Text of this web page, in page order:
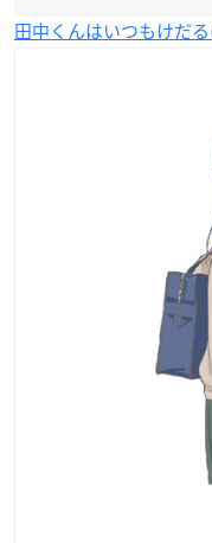
田中くんはいつもけだ